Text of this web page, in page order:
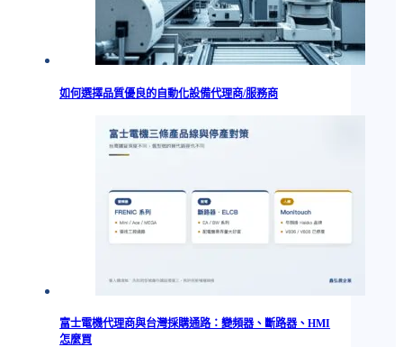
如何選擇品質優良的自動化設備代理商/服務商
富士電機代理商與台灣採購通路：變頻器、斷路器、HMI
怎麼買